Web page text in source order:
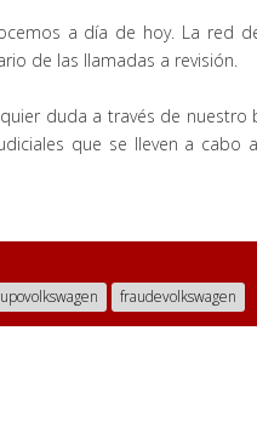
a día de hoy. La red
de las llamadas a revisión.
duda a través de nuestro
que se lleven a cabo
fraudevolkswagen